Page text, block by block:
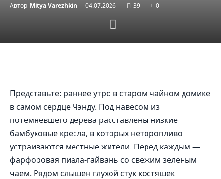
Автор Mitya Varezhkin - 04.07.2026 39 0
Представьте: раннее утро в старом чайном домике
в самом сердце Чэнду. Под навесом из
потемневшего дерева расставлены низкие
бамбуковые кресла, в которых неторопливо
устраиваются местные жители. Перед каждым —
фарфоровая пиала-гайвань со свежим зеленым
чаем. Рядом слышен глухой стук костяшек